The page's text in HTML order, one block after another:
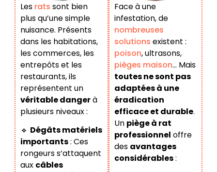
Les rats sont bien
plus qu’une simple
nuisance. Présents
dans les habitations,
les commerces, les
entrepôts et les
restaurants, ils
représentent un
véritable dangerà
plusieurs niveaux :
🔹 Dégâts matériels
importants: Ces
rongeurs s’attaquent
aux câbles
Face à une
infestation, de
nombreuses
solutions existent :
poison, ultrasons,
pièges maison… Mais
toutes ne sont pas
adaptées à une
éradication
efficace et durable.
Un piège à rat
professionnel offre
des avantages
considérables: